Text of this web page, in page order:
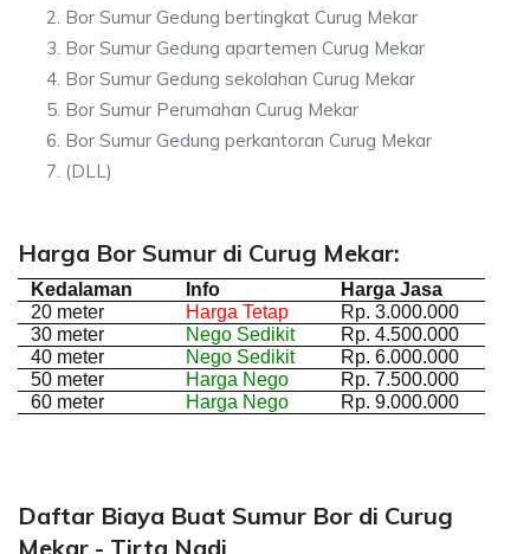
Bor Sumur Gedung bertingkat Curug Mekar
Bor Sumur Gedung apartemen Curug Mekar
Bor Sumur Gedung sekolahan Curug Mekar
Bor Sumur Perumahan Curug Mekar
Bor Sumur Gedung perkantoran Curug Mekar
(DLL)
Harga Bor Sumur di Curug Mekar:
Kedalaman Info
Harga Jasa
20 meter
Harga Tetap
Rp. 3.000.000
30 meter
Nego Sedikit
Rp. 4.500.000
40 meter
Nego Sedikit
Rp. 6.000.000
50 meter
Harga Nego
Rp. 7.500.000
60 meter
Harga Nego Rp. 9.000.000
Daftar Biaya Buat Sumur Bor di Curug
Mekar - Tirta Nadi